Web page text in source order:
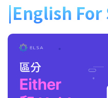
English